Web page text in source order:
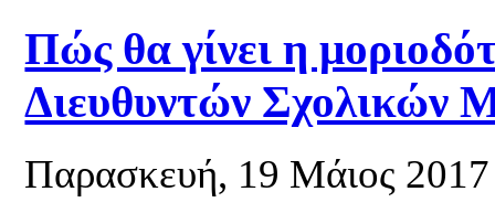
Πώς θα γίνει η
Διευθυντών Σχολικών
Παρασκευή, 19 Μάιος